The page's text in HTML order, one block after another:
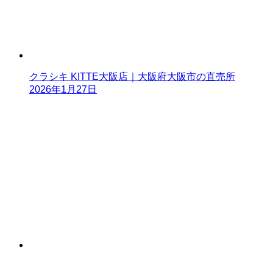
クラシキ KITTE大阪店｜大阪府大阪市の直売所
2026年1月27日